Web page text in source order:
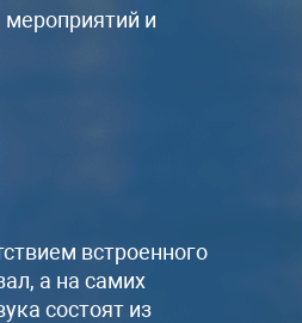
/
и
встроенного
а на самих
состоят из